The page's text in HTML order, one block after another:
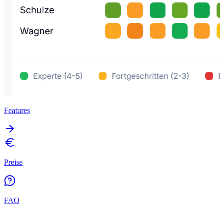
Features
Preise
FAQ